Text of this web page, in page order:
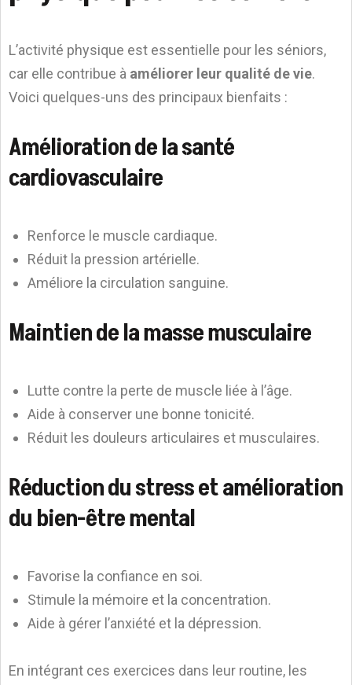
L’activité physique est essentielle pour les séniors,
car elle contribue à améliorer leur qualité de vie.
Voici quelques-uns des principaux bienfaits :
Amélioration de la santé
cardiovasculaire
Renforce le muscle cardiaque.
Réduit la pression artérielle.
Améliore la circulation sanguine.
Maintien de la masse musculaire
Lutte contre la perte de muscle liée à l’âge.
Aide à conserver une bonne tonicité.
Réduit les douleurs articulaires et musculaires.
Réduction du stress et amélioration
du bien-être mental
Favorise la confiance en soi.
Stimule la mémoire et la concentration.
Aide à gérer l’anxiété et la dépression.
En intégrant ces exercices dans leur routine, les